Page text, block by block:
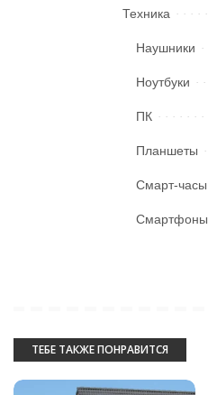
Техника
Наушники
Ноутбуки
ПК
Планшеты
Смарт-часы
Смартфоны
ТЕБЕ ТАКЖЕ ПОНРАВИТСЯ